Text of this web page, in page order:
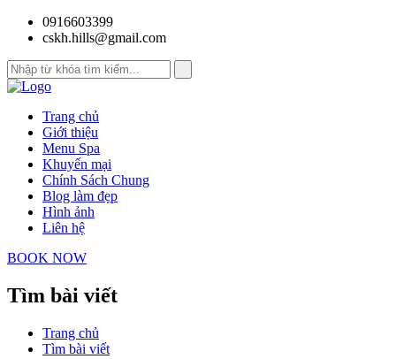
0916603399
cskh.hills@gmail.com
Trang chủ
Giới thiệu
Menu Spa
Khuyến mại
Chính Sách Chung
Blog làm đẹp
Hình ảnh
Liên hệ
BOOK NOW
Tìm bài viết
Trang chủ
Tìm bài viết